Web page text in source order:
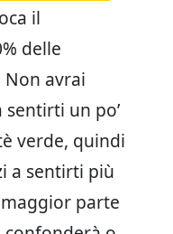
il
delle
Non avrai
un po’
verde, quindi
a sentirti più
parte